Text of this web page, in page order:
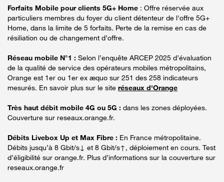
Forfaits Mobile pour clients 5G+ Home : Offre réservée aux
particuliers membres du foyer du client détenteur de l'offre 5G+
Home, dans la limite de 5 forfaits. Perte de la remise en cas de
résiliation ou de changement d’offre.
Réseau mobile N°1 : Selon l’enquête ARCEP 2025 d’évaluation
de la qualité de service des opérateurs mobiles métropolitains,
Orange est 1er ou 1er ex æquo sur 251 des 258 indicateurs
mesurés. En savoir plus sur le site réseaux d'Orange
Très haut débit mobile 4G ou 5G : dans les zones déployées.
Couverture sur reseaux.orange.fr.
Débits Livebox Up et Max Fibre : En France métropolitaine.
Débits jusqu’à 8 Gbit/s↓ et 8 Gbit/s↑, déploiement en cours. Test
d’éligibilité sur orange.fr. Plus d’informations sur la couverture sur
reseaux.orange.fr